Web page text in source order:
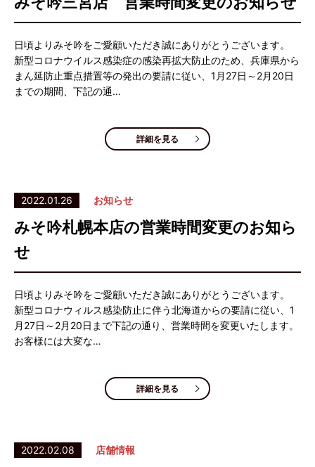
日頃よりみそ吟をご愛顧いただき誠にありがとうございます。
新型コロナウイルス感染症の感染再拡大防止のため、兵庫県から
まん延防止重点措置等の発出の要請に従い、1月27日～2月20日
までの期間、下記の通…
詳細を見る
2022.01.26 お知らせ
みそ吟札幌本店の営業時間変更のお知ら
せ
日頃よりみそ吟をご愛顧いただき誠にありがとうございます。
新型コロナウィルス感染防止に伴う北海道からの要請に従い、1
月27日～2月20日まで下記の通り、営業時間を変更いたします。
お客様には大変な…
詳細を見る
2022.02.08 店舗情報